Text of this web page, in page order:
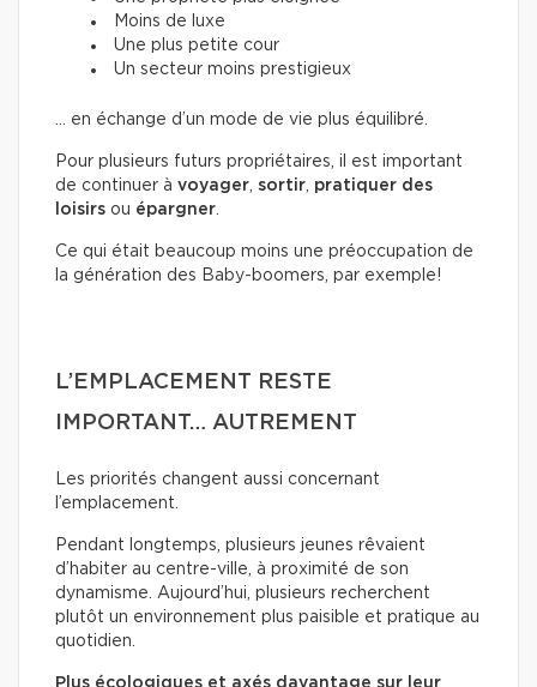
Moins de luxe
Une plus petite cour
Un secteur moins prestigieux
… en échange d’un mode de vie plus équilibré.
Pour plusieurs futurs propriétaires, il est important
de continuer à voyager, sortir, pratiquer des
loisirs ou épargner.
Ce qui était beaucoup moins une préoccupation de
la génération des Baby-boomers, par exemple!
L’EMPLACEMENT RESTE
IMPORTANT… AUTREMENT
Les priorités changent aussi concernant
l’emplacement.
Pendant longtemps, plusieurs jeunes rêvaient
d’habiter au centre-ville, à proximité de son
dynamisme. Aujourd’hui, plusieurs recherchent
plutôt un environnement plus paisible et pratique au
quotidien.